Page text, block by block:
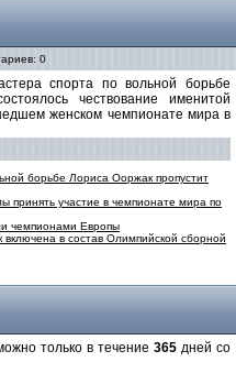
0
спорта по вольной борьбе
чествование именитой
женском чемпионате мира в
борьбе Лориса Ооржак пропустит
принять участие в чемпионате мира по
чемпионами Европы
в состав Олимпийской сборной
только в течение 365 дней со